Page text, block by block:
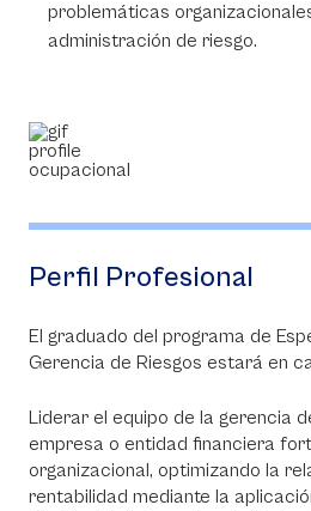
problemáticas
administración de riesgo.
Perfil Profesional
El graduado del programa de
Gerencia de Riesgos estará en
Liderar el equipo de la gerencia
empresa o entidad financiera
organizacional, optimizando la
rentabilidad mediante la